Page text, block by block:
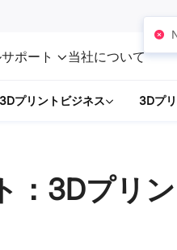
サポート 当社について
3Dプリントビジネス 3Dプ
：3Dプリ